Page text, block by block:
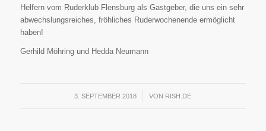
Helfern vom Ruderklub Flensburg als Gastgeber, die uns ein sehr
abwechslungsreiches, fröhliches Ruderwochenende ermöglicht
haben!
Gerhild Möhring und Hedda Neumann
3. SEPTEMBER 2018
/ VON RISH.DE